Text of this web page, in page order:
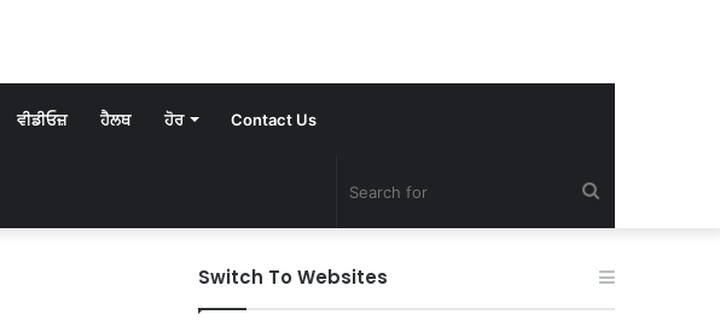
ਵੀਡੀਓਜ਼ ਹੈਲਥ ਹੋਰ Contact Us
Switch To Websites